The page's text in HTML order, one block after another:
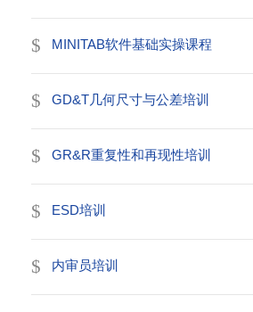
MINITAB软件基础实操课程
GD&T几何尺寸与公差培训
GR&R重复性和再现性培训
ESD培训
内审员培训